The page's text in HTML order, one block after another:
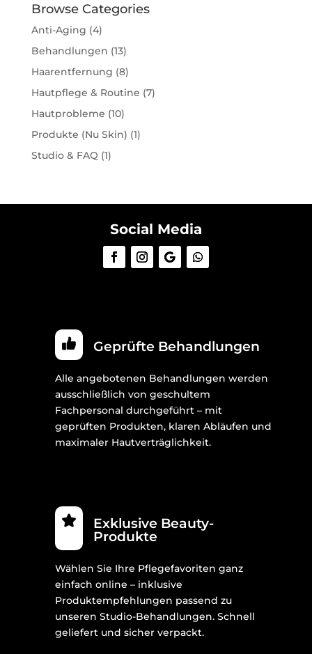
Browse Categories
Anti-Aging (4)
Behandlungen (13)
Haarentfernung (8)
Hautpflege & Routine (7)
Hautprobleme (10)
Produkte (Nu Skin) (1)
Studio & FAQ (1)
Social Media
Geprüfte Behandlungen
Alle angebotenen Behandlungen werden
ausschließlich von geschultem
Fachpersonal durchgeführt – mit
geprüften Produkten, klaren Abläufen und
maximaler Hautverträglichkeit.
Exklusive Beauty-
Produkte
Wählen Sie Ihre Pflegefavoriten ganz
einfach online – inklusive
Produktempfehlungen passend zu
unseren Studio-Behandlungen. Schnell
geliefert und sicher verpackt.